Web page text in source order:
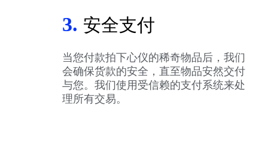
3. 安全支付
当您付款拍下心仪的稀奇物品后，我们
会确保货款的安全，直至物品安然交付
与您。我们使用受信赖的支付系统来处
理所有交易。